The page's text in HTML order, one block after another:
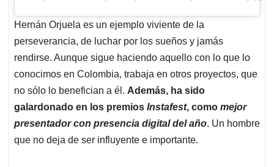
Hernán Orjuela es un ejemplo viviente de la
perseverancia, de luchar por los sueños y jamás
rendirse. Aunque sigue haciendo aquello con lo que lo
conocimos en Colombia, trabaja en otros proyectos, que
no sólo lo benefician a él. Además, ha sido
galardonado en los premios Instafest, como mejor
presentador con presencia digital del año. Un hombre
que no deja de ser influyente e importante.